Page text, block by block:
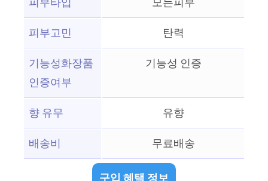
피부고민
탄력
기능성화장품
인증여부
기능성 인증
향 유무
유향
배송비
무료배송